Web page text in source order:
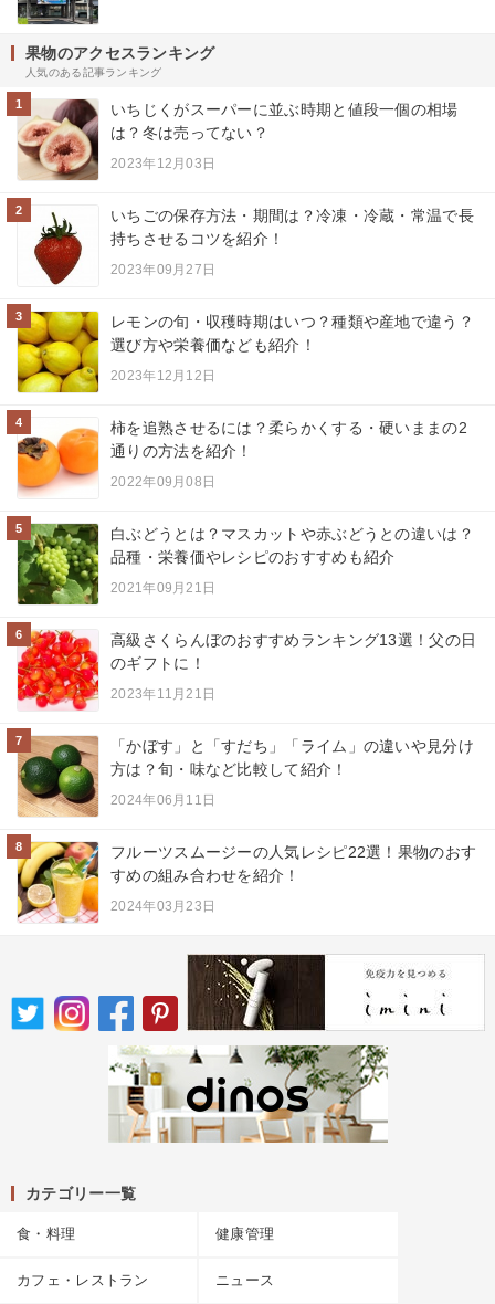
果物のアクセスランキング
人気のある記事ランキング
1
いちじくがスーパーに並ぶ時期と値段一個の相場
は？冬は売ってない？
2023年12月03日
2
いちごの保存方法・期間は？冷凍・冷蔵・常温で長
持ちさせるコツを紹介！
2023年09月27日
3
レモンの旬・収穫時期はいつ？種類や産地で違う？
選び方や栄養価なども紹介！
2023年12月12日
4
柿を追熟させるには？柔らかくする・硬いままの2
通りの方法を紹介！
2022年09月08日
5
白ぶどうとは？マスカットや赤ぶどうとの違いは？
品種・栄養価やレシピのおすすめも紹介
2021年09月21日
6
高級さくらんぼのおすすめランキング13選！父の日
のギフトに！
2023年11月21日
7
「かぼす」と「すだち」「ライム」の違いや見分け
方は？旬・味など比較して紹介！
2024年06月11日
8
フルーツスムージーの人気レシピ22選！果物のおす
すめの組み合わせを紹介！
2024年03月23日
カテゴリー一覧
食・料理 健康管理
カフェ・レストラン ニュース